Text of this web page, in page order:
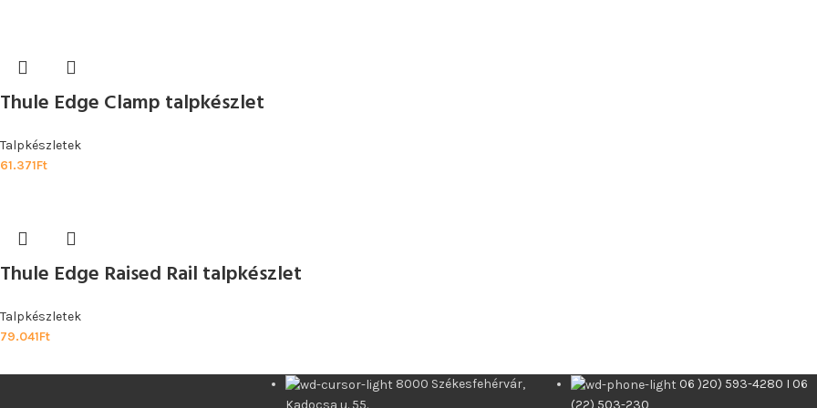
Thule Edge Clamp talpkészlet
Talpkészletek
61.371Ft
Thule Edge Raised Rail talpkészlet
Talpkészletek
79.041Ft
8000 Székesfehérvár,
Kadocsa u. 55.
06 )20) 593-4280 I 06
(22) 503-230